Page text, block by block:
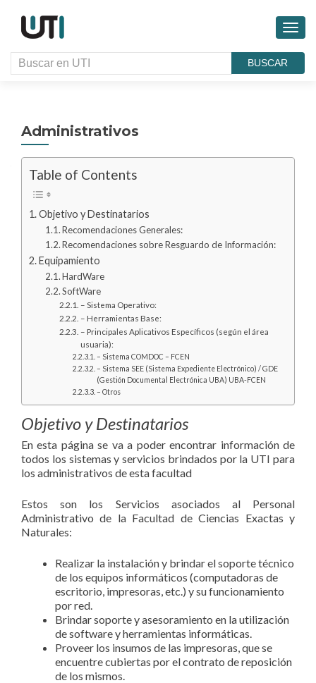
BUSCAR
Administrativos
Table of Contents
Objetivo y Destinatarios
Recomendaciones Generales:
Recomendaciones sobre Resguardo de Información:
Equipamiento
HardWare
SoftWare
– Sistema Operativo:
– Herramientas Base:
– Principales Aplicativos Específicos (según el área
usuaria):
– Sistema COMDOC – FCEN
– Sistema SEE (Sistema Expediente Electrónico) / GDE
(Gestión Documental Electrónica UBA) UBA-FCEN
– Otros
Objetivo y Destinatarios
En esta página se va a poder encontrar información de
todos los sistemas y servicios brindados por la UTI para
los administrativos de esta facultad
Estos son los Servicios asociados al Personal
Administrativo de la Facultad de Ciencias Exactas y
Naturales:
Realizar la instalación y brindar el soporte técnico
de los equipos informáticos (computadoras de
escritorio, impresoras, etc.) y su funcionamiento
por red.
Brindar soporte y asesoramiento en la utilización
de software y herramientas informáticas.
Proveer los insumos de las impresoras, que se
encuentre cubiertas por el contrato de reposición
de los mismos.